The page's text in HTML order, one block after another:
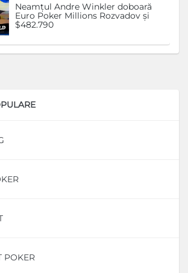
Neamțul Andre Winkler doboară
Euro Poker Millions Rozvadov și
$482.790
POKER